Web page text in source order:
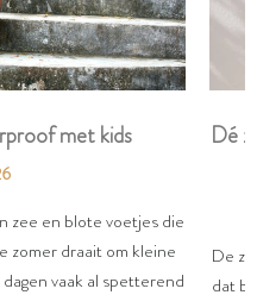
met kids
zee en blote voetjes die
zomer draait om kleine
vaak al spetterend
Dé
De
dat